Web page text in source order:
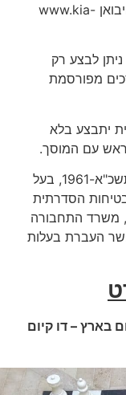
377775 או לפנות לאתר האינטרנט של היבואן www.kia-
לבצע רק
מפורסמת
בלא
עם המוסך.
על פי תקנה 306א לתקנות התעבורה, התשכ"א-1961, בעל
הסדרתית
משרד התחבורה
העברת בעלות
– דו קיום